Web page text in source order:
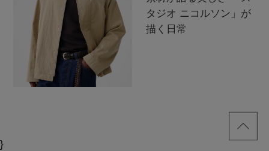
タジオ ニコルソン」が
描く日常
}